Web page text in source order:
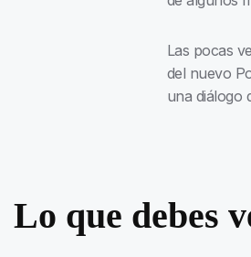
Las pocas
del nuevo
una diálogo
Lo que debes